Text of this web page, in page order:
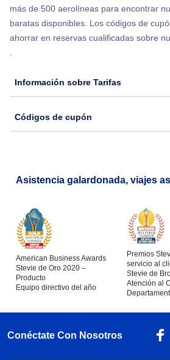
más de 500 aerolíneas para encontrar
baratas disponibles. Los códigos de
ahorrar en reservas cualificadas sobre
.
Información sobre Tarifas
Códigos de cupón
Asistencia galardonada, viajes
American Business Awards
Stevie de Oro 2020 –
Producto
Equipo directivo del año
Premios
servicio al
Stevie de
Atención al
Conéctate Con Nosotros